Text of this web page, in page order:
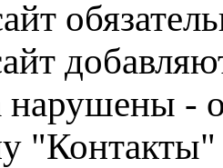
-
"Контакты"